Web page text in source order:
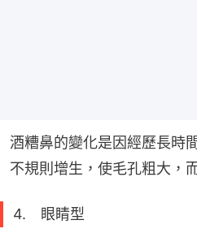
酒糟鼻的變化是因經歷長時
不規則增生，使毛孔粗大，
4. 眼睛型